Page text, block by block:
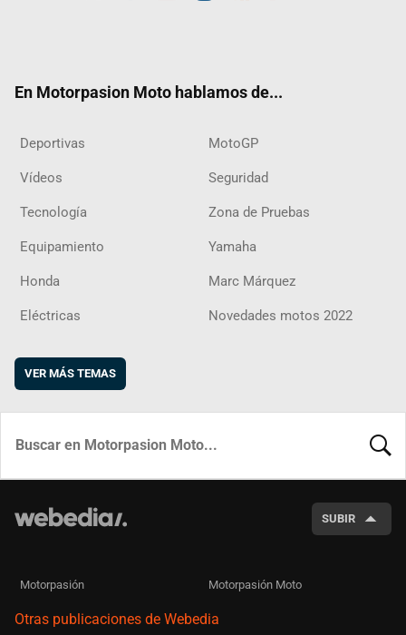
En Motorpasion Moto hablamos de...
Deportivas MotoGP
Vídeos Seguridad
Tecnología Zona de Pruebas
Equipamiento Yamaha
Honda Marc Márquez
Eléctricas Novedades motos 2022
VER MÁS TEMAS
SUBIR
Motorpasión Motorpasión Moto
Otras publicaciones de Webedia